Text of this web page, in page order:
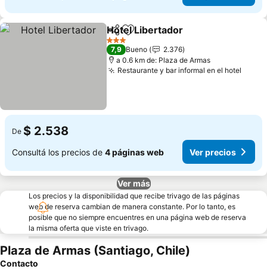
CompartirAñadir a favoritos
Hotel Libertador
3 Estrellas
7,9 Bueno
2.376
a 0.6 km de: Plaza de Armas
Restaurante y bar informal en el hotel
De $ 2.538
Consultá los precios de 4 páginas web Ver precios
Ver más
Los precios y la disponibilidad que recibe trivago de las páginas
web de reserva cambian de manera constante. Por lo tanto, es
posible que no siempre encuentres en una página web de reserva
la misma oferta que viste en trivago.
Plaza de Armas (Santiago, Chile)
Contacto